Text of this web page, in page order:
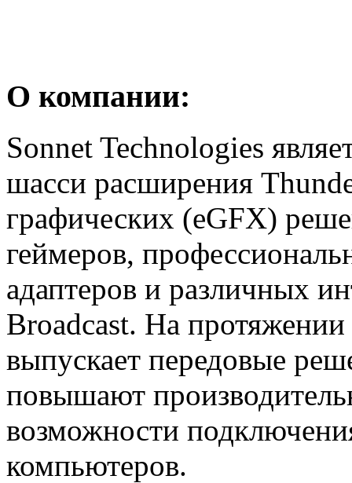
О компании:
Sonnet Technologies
шасси расширения
графических (eGFX)
геймеров,
адаптеров и различных
Broadcast. На
выпускает передовые
повышают
возможности
компьютеров.